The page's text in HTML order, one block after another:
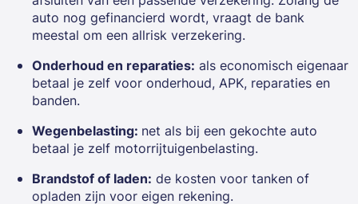
auto nog gefinancierd wordt, vraagt de bank
meestal om een allrisk verzekering.
Onderhoud en reparaties: als economisch eigenaar
betaal je zelf voor onderhoud, APK, reparaties en
banden.
Wegenbelasting: net als bij een gekochte auto
betaal je zelf motorrijtuigenbelasting.
Brandstof of laden: de kosten voor tanken of
opladen zijn voor eigen rekening.